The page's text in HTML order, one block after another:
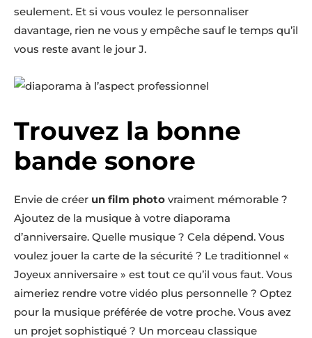
seulement. Et si vous voulez le personnaliser
davantage, rien ne vous y empêche sauf le temps qu’il
vous reste avant le jour J.
Trouvez la bonne
bande sonore
Envie de créer un film photo vraiment mémorable ?
Ajoutez de la musique à votre diaporama
d’anniversaire. Quelle musique ? Cela dépend. Vous
voulez jouer la carte de la sécurité ? Le traditionnel «
Joyeux anniversaire » est tout ce qu’il vous faut. Vous
aimeriez rendre votre vidéo plus personnelle ? Optez
pour la musique préférée de votre proche. Vous avez
un projet sophistiqué ? Un morceau classique